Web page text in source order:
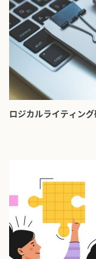
ロジカルライティン